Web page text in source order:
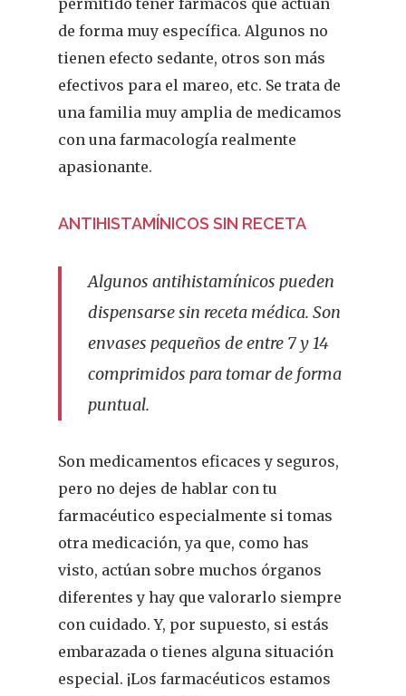
permitido tener fármacos que actúan
de forma muy específica. Algunos no
tienen efecto sedante, otros son más
efectivos para el mareo, etc. Se trata de
una familia muy amplia de medicamos
con una farmacología realmente
apasionante.
ANTIHISTAMÍNICOS SIN RECETA
Algunos antihistamínicos pueden
dispensarse sin receta médica. Son
envases pequeños de entre 7 y 14
comprimidos para tomar de forma
puntual.
Son medicamentos eficaces y seguros,
pero no dejes de hablar con tu
farmacéutico especialmente si tomas
otra medicación, ya que, como has
visto, actúan sobre muchos órganos
diferentes y hay que valorarlo siempre
con cuidado. Y, por supuesto, si estás
embarazada o tienes alguna situación
especial. ¡Los farmacéuticos estamos
I Jornada Gallega De
Dermofarmacia
Problemas
Salud
Nutrición
Fitoterapia
Pacientes